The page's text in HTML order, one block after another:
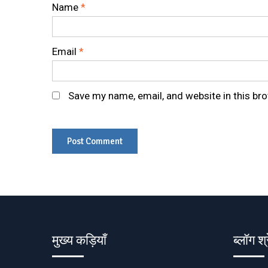
Name *
Email *
Save my name, email, and website in this
मुख्य कड़ियाँ ब्लॉग